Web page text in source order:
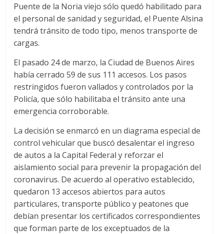
Puente de la Noria viejo sólo quedó habilitado para
el personal de sanidad y seguridad, el Puente Alsina
tendrá tránsito de todo tipo, menos transporte de
cargas.
El pasado 24 de marzo, la Ciudad de Buenos Aires
había cerrado 59 de sus 111 accesos. Los pasos
restringidos fueron vallados y controlados por la
Policía, que sólo habilitaba el tránsito ante una
emergencia corroborable.
La decisión se enmarcó en un diagrama especial de
control vehicular que buscó desalentar el ingreso
de autos a la Capital Federal y reforzar el
aislamiento social para prevenir la propagación del
coronavirus. De acuerdo al operativo establecido,
quedaron 13 accesos abiertos para autos
particulares, transporte público y peatones que
debían presentar los certificados correspondientes
que forman parte de los exceptuados de la